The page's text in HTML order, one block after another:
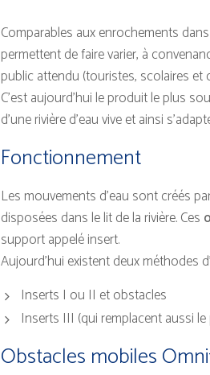
Comparables aux enrochements
permettent de faire varier, à
public attendu (touristes, scolaires et
C’est aujourd’hui le produit le plus
d’une rivière d’eau vive et ainsi
Fonctionnement
Les mouvements d’eau sont créés
disposées dans le lit de la rivière. Ces
support appelé insert.
Aujourd’hui existent deux méthodes
Inserts I ou II et obstacles
Inserts III (qui remplacent aussi
Obstacles mobiles